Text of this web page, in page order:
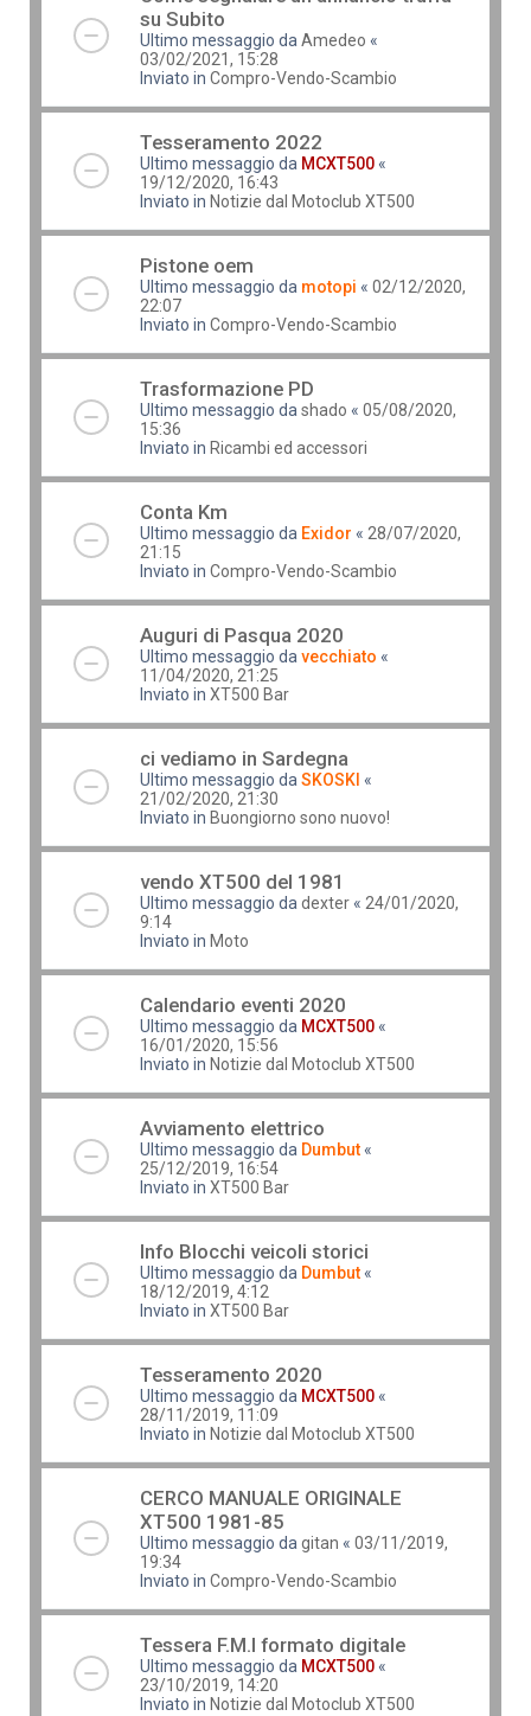
su Subito
Ultimo messaggio daAmedeo «
03/02/2021, 15:28
Inviato in Compro-Vendo-Scambio
Tesseramento 2022
Ultimo messaggio da MCXT500 «
19/12/2020, 16:43
Inviato in Notizie dal Motoclub XT500
Pistone oem
Ultimo messaggio da motopi « 02/12/2020,
22:07
Inviato in Compro-Vendo-Scambio
Trasformazione PD
Ultimo messaggio dashado « 05/08/2020,
15:36
Inviato in Ricambi ed accessori
Conta Km
Ultimo messaggio da Exidor « 28/07/2020,
21:15
Inviato in Compro-Vendo-Scambio
Auguri di Pasqua 2020
Ultimo messaggio davecchiato «
11/04/2020, 21:25
Inviato in XT500 Bar
ci vediamo in Sardegna
Ultimo messaggio daSKOSKI «
21/02/2020, 21:30
Inviato in Buongiorno sono nuovo!
vendo XT500 del 1981
Ultimo messaggio dadexter « 24/01/2020,
9:14
Inviato in Moto
Calendario eventi 2020
Ultimo messaggio da MCXT500 «
16/01/2020, 15:56
Inviato in Notizie dal Motoclub XT500
Avviamento elettrico
Ultimo messaggio da Dumbut «
25/12/2019, 16:54
Inviato in XT500 Bar
Info Blocchi veicoli storici
Ultimo messaggio da Dumbut «
18/12/2019, 4:12
Inviato in XT500 Bar
Tesseramento 2020
Ultimo messaggio da MCXT500 «
28/11/2019, 11:09
Inviato in Notizie dal Motoclub XT500
CERCO MANUALE ORIGINALE
XT500 1981-85
Ultimo messaggio dagitan « 03/11/2019,
19:34
Inviato in Compro-Vendo-Scambio
Tessera F.M.I formato digitale
Ultimo messaggio da MCXT500 «
23/10/2019, 14:20
Inviato in Notizie dal Motoclub XT500